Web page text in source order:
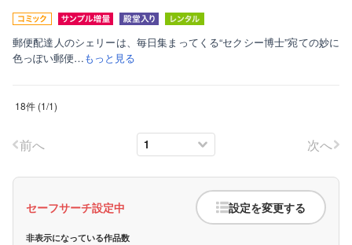
郵便配達人のシェリーは、毎日集まってくる“セクシー博士”宛ての妙に
色っぽい郵便…もっと見る
18件 (1/1)
前へ 次へ
セーフサーチ設定中 設定を変更する
非表示になっている作品数